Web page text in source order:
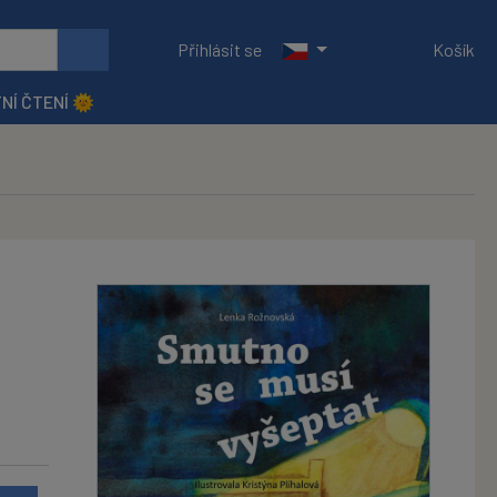
Přihlásit se Košík
ČTENÍ 🌞